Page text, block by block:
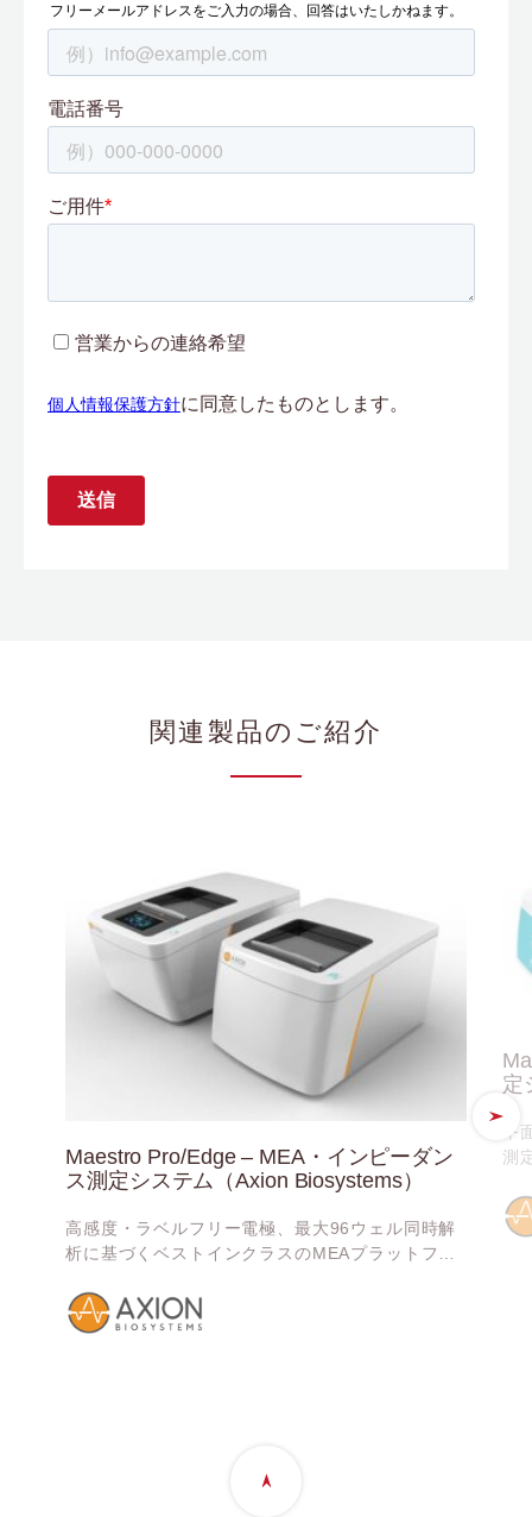
関連製品のご紹介
Maestro Pro/Edge – MEA・インピーダン
ス測定システム（Axion Biosystems）
高感度・ラベルフリー電極、最大96ウェル同時解
析に基づくベストインクラスのMEAプラットフォ
定
平
測
ラ